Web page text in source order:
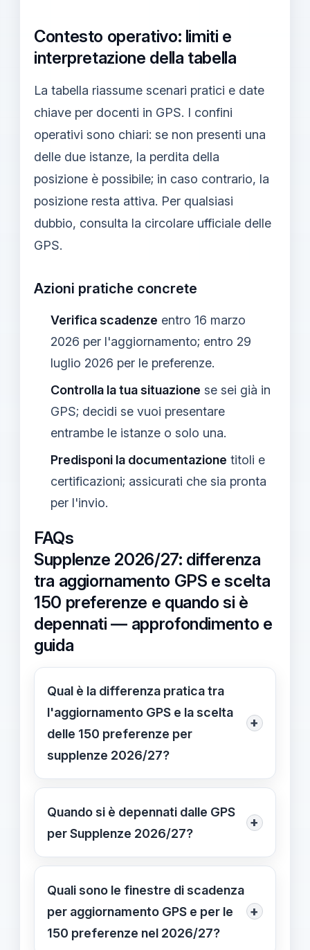
Contesto operativo: limiti e
interpretazione della tabella
La tabella riassume scenari pratici e date
chiave per docenti in GPS. I confini
operativi sono chiari: se non presenti una
delle due istanze, la perdita della
posizione è possibile; in caso contrario, la
posizione resta attiva. Per qualsiasi
dubbio, consulta la circolare ufficiale delle
GPS.
Azioni pratiche concrete
Verifica scadenze entro 16 marzo
2026 per l'aggiornamento; entro 29
luglio 2026 per le preferenze.
Controlla la tua situazione se sei già in
GPS; decidi se vuoi presentare
entrambe le istanze o solo una.
Predisponi la documentazione titoli e
certificazioni; assicurati che sia pronta
per l'invio.
FAQs
Supplenze 2026/27: differenza
tra aggiornamento GPS e scelta
150 preferenze e quando si è
depennati — approfondimento e
guida
Qual è la differenza pratica tra
l'aggiornamento GPS e la scelta
delle 150 preferenze per
supplenze 2026/27?
+
L'aggiornamento GPS serve a
ricalcolare
posizione/punteggio/provincia; la
l'assegnazione delle supplenze
annuali. Le due istanze sono
indipendenti ma entrambe influenzano
la tua presenza in graduatoria. Date
Quando si è depennati dalle GPS
per Supplenze 2026/27?
+
Depennamento avviene solo se non
presenti nessuna delle due istanze.
Se presenti almeno una delle due
istanze, la tua posizione resta valida e
Quali sono le finestre di scadenza
per aggiornamento GPS e per le
150 preferenze nel 2026/27?
+